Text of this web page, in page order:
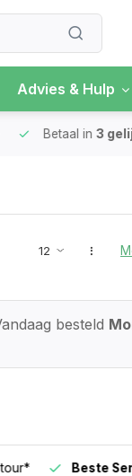
Advies & Hulp
Betaal in3 gelijke
besteld
Beste Service